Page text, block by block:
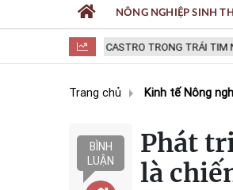
FIDEL CASTRO TRONG TRÁI TIM NGƯỜI
NÔNG NGHIỆP SINH
Trang chủ Kinh tế Nông
BÌNH
LUẬN
Phát
là